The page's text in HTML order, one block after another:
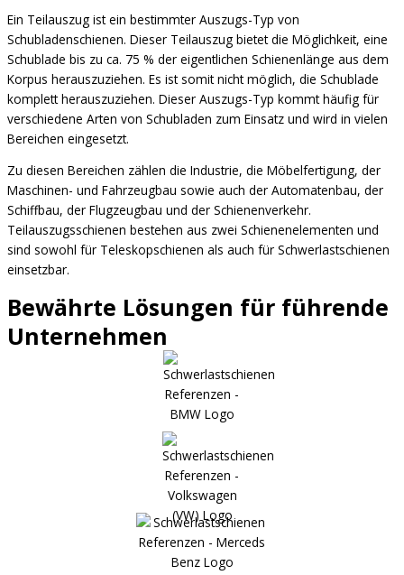
Ein Teilauszug ist ein bestimmter Auszugs-Typ von
Schubladenschienen. Dieser Teilauszug bietet die Möglichkeit, eine
Schublade bis zu ca. 75 % der eigentlichen Schienenlänge aus dem
Korpus herauszuziehen. Es ist somit nicht möglich, die Schublade
komplett herauszuziehen. Dieser Auszugs-Typ kommt häufig für
verschiedene Arten von Schubladen zum Einsatz und wird in vielen
Bereichen eingesetzt.
Zu diesen Bereichen zählen die Industrie, die Möbelfertigung, der
Maschinen- und Fahrzeugbau sowie auch der Automatenbau, der
Schiffbau, der Flugzeugbau und der Schienenverkehr.
Teilauszugsschienen bestehen aus zwei Schienenelementen und
sind sowohl für Teleskopschienen als auch für Schwerlastschienen
einsetzbar.
Bewährte Lösungen für führende
Unternehmen